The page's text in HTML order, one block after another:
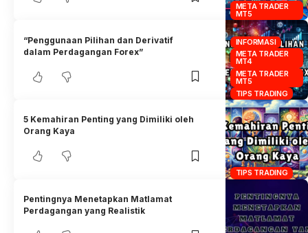
META TRADER
MT5
INFORMASI
META TRADER
MT4
META TRADER
MT5
TIPS TRADING
“Penggunaan Pilihan dan Derivatif
dalam Perdagangan Forex”
TIPS TRADING
5 Kemahiran Penting yang Dimiliki oleh
Orang Kaya
Pentingnya Menetapkan Matlamat
Perdagangan yang Realistik